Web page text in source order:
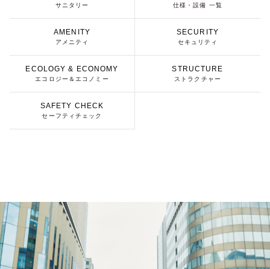
サニタリー 仕様・設備 一覧
AMENITY
アメニティ
SECURITY
セキュリティ
ECOLOGY & ECONOMY
エコロジー＆エコノミー
STRUCTURE
ストラクチャー
SAFETY CHECK
セーフティチェック